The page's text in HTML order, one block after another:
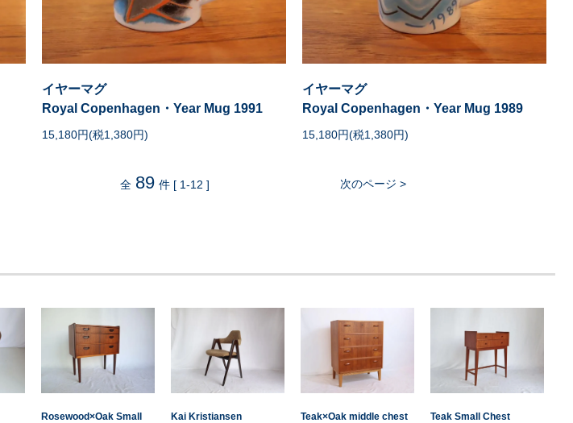
イヤーマグ
Royal Copenhagen・Year Mug 1991
15,180円(税1,380円)
イヤーマグ
Royal Copenhagen・Year Mug 1989
15,180円(税1,380円)
次のページ >
全 89 件 [ 1-12 ]
Rosewood×Oak Small
Kai Kristiansen
Teak×Oak middle chest
Teak Small Chest